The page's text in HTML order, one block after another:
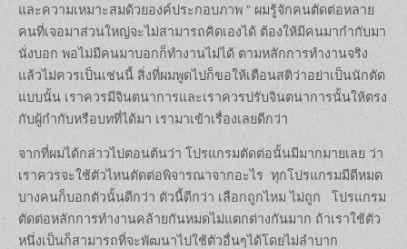
และความเหมาะสมด้วยองค์ประกอบภาพ ” ผมรู้จักคนตัดต่อหลาย
คนที่เจอมาส่วนใหญ่จะไม่สามารถคิดเองได้ ต้องให้มีคนมากำกับมา
นั่งบอก พอไม่มีคนมาบอกก็ทำงานไม่ได้ ตามหลักการทำงานจริง
แล้วไม่ควรเป็นเช่นนี้ สิ่งที่ผมพูดไปก็ขอให้เตือนสติว่าอย่าเป็นนักตัด
แบบนั้น เราควรมีจินตนาการและเราควรปรับจินตนาการนั้นให้ตรง
กับผู้กำกับหรือบทที่ได้มา เรามาเข้าเรื่องเลยดีกว่า
จากที่ผมได้กล่าวไปตอนต้นว่า โปรแกรมตัดต่อนั้นมีมากมายเลย ว่า
เราควรจะใช้ตัวไหนตัดต่อพิจารณาจากอะไร ทุกโปรแกรมมีดีหมด
บางคนก็บอกตัวนั้นดีกว่า ตัวนี้ดีกว่า เลือกถูกไหม ไม่ถูก โปรแกรม
ตัดต่อหลักการทำงานคล้ายกันหมดไม่แตกต่างกันมาก ถ้าเราใช้ตัว
หนึ่งเป็นก็สามารถที่จะพัฒนาไปใช้ตัวอื่นๆได้โดยไม่ลำบาก